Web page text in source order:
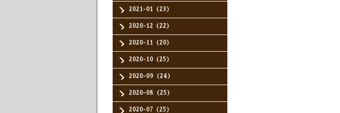
2021-01（23）
2020-12（22）
2020-11（20）
2020-10（25）
2020-09（24）
2020-08（25）
2020-07（25）